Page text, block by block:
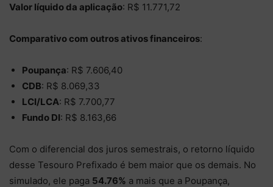
Valor líquido da aplicação: R$ 11.771,72
Comparativo com outros ativos financeiros:
Poupança: R$ 7.606,40
CDB: R$ 8.069,33
LCI/LCA: R$ 7.700,77
Fundo DI: R$ 8.163,66
Com o diferencial dos juros semestrais, o retorno líquido
desse Tesouro Prefixado é bem maior que os demais. No
simulado, ele paga 54.76% a mais que a Poupança,